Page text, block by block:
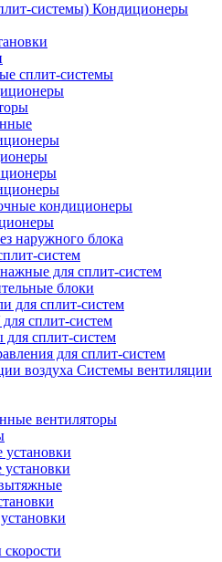
Кондиционеры
сплит-системы
кондиционеры
наружного блока
систем
для сплит-систем
блоки
для сплит-систем
сплит-систем
для сплит-систем
для сплит-систем
Системы вентиляции
вентиляторы
скорости